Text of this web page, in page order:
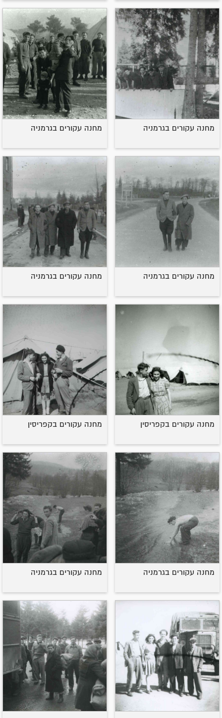
מחנה עקורים בגרמניה מחנה עקורים בגרמניה
מחנה עקורים בגרמניה מחנה עקורים בגרמניה
מחנה עקורים בקפריסין מחנה עקורים בקפריסין
מחנה עקורים בגרמניה מחנה עקורים בגרמניה